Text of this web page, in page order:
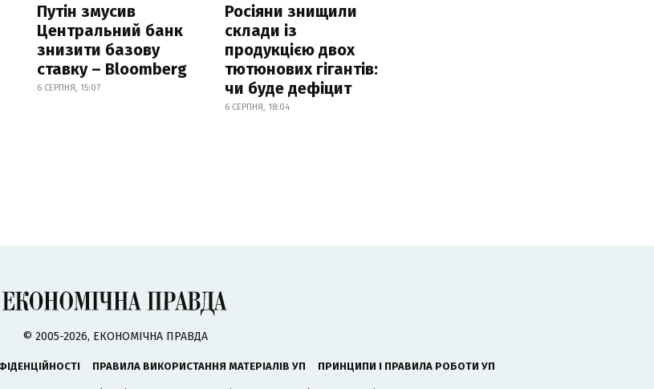
Путін змусив
Центральний банк
знизити базову
ставку – Bloomberg
6 СЕРПНЯ, 15:07
Росіяни знищили
склади із
продукцією двох
тютюнових гігантів:
чи буде дефіцит
6 СЕРПНЯ, 18:04
© 2005-2026, ЕКОНОМІЧНА ПРАВДА
ПРАВИЛА ВИКОРИСТАННЯ МАТЕРІАЛІВ УП ПРИНЦИПИ І ПРАВИЛА РОБОТИ УП